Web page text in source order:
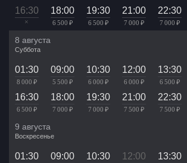
16:30
×
18:00
6 500 ₽
19:30
6 500 ₽
21:00
7 000 ₽
22:30
7 000 ₽
8 августа
Суббота
01:30
8 000 ₽
09:00
5 500 ₽
10:30
6 000 ₽
12:00
6 000 ₽
13:30
6 500 ₽
16:30
6 500 ₽
18:00
7 000 ₽
19:30
7 000 ₽
21:00
7 500 ₽
22:30
7 500 ₽
9 августа
Воскресенье
01:30 09:00 10:30 12:00 13:30